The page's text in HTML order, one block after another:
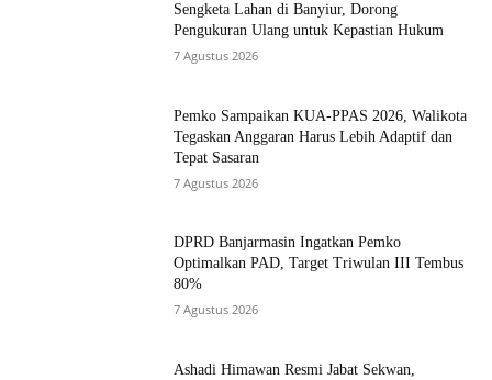
Sengketa Lahan di Banyiur, Dorong
Pengukuran Ulang untuk Kepastian Hukum
7 Agustus 2026
Pemko Sampaikan KUA-PPAS 2026, Walikota
Tegaskan Anggaran Harus Lebih Adaptif dan
Tepat Sasaran
7 Agustus 2026
DPRD Banjarmasin Ingatkan Pemko
Optimalkan PAD, Target Triwulan III Tembus
80%
7 Agustus 2026
Ashadi Himawan Resmi Jabat Sekwan,